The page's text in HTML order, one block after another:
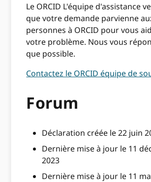
Le ORCID L'équipe d'assistance
que votre demande parvienne
personnes à ORCID pour vous
votre problème. Nous vous
que possible.
Contactez le ORCID équipe de
Forum
Déclaration créée le 22 juin
Dernière mise à jour le 11
2023
Dernière mise à jour le 11